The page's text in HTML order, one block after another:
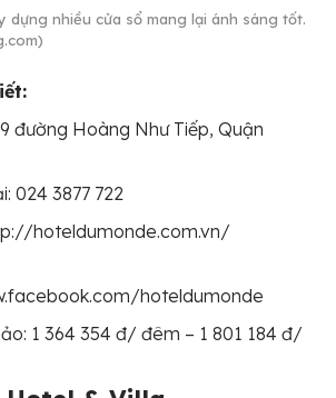
dựng nhiều cửa sổ mang lại ánh sáng tốt.
đường Hoàng Như Tiếp, Quận
024 3877 722
hoteldumonde.com.vn/
hoteldumonde
1 364 354 đ/ đêm – 1 801 184 đ/